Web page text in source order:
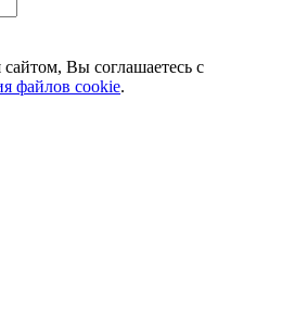
Вы соглашаетесь с
файлов cookie.